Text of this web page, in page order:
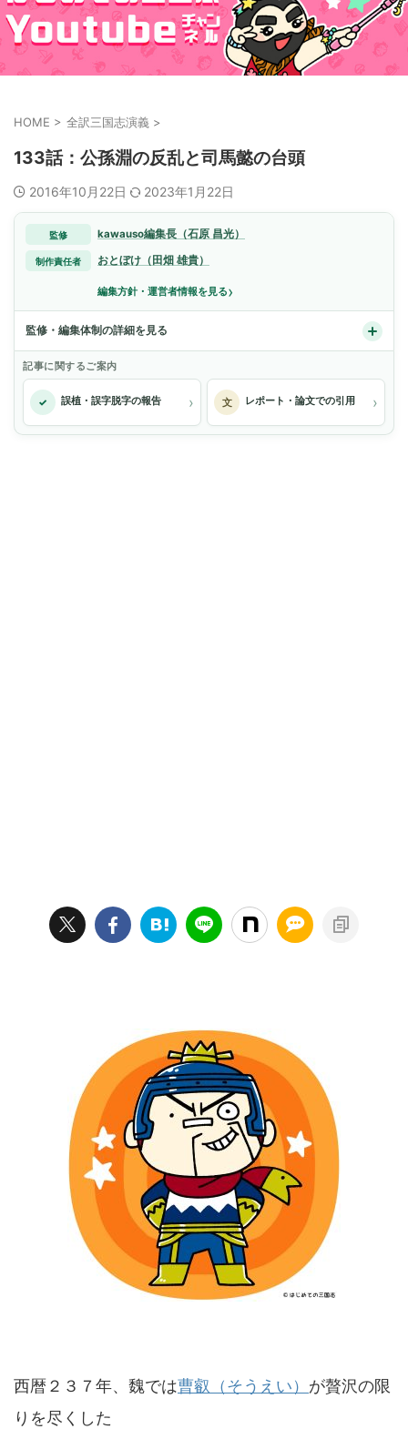
HOME > 全訳三国志演義 >
133話：公孫淵の反乱と司馬懿の台頭
2016年10月22日 2023年1月22日
監修 kawauso編集長（石原 昌光）
制作責任者 おとぼけ（田畑 雄貴）
編集方針・運営者情報を見る›
監修・編集体制の詳細を見る
記事に関するご案内
✓ 誤植・誤字脱字の報告 › 文 レポート・論文での引用 ›
西暦２３７年、魏では曹叡（そうえい） が贅沢の限
りを尽くした